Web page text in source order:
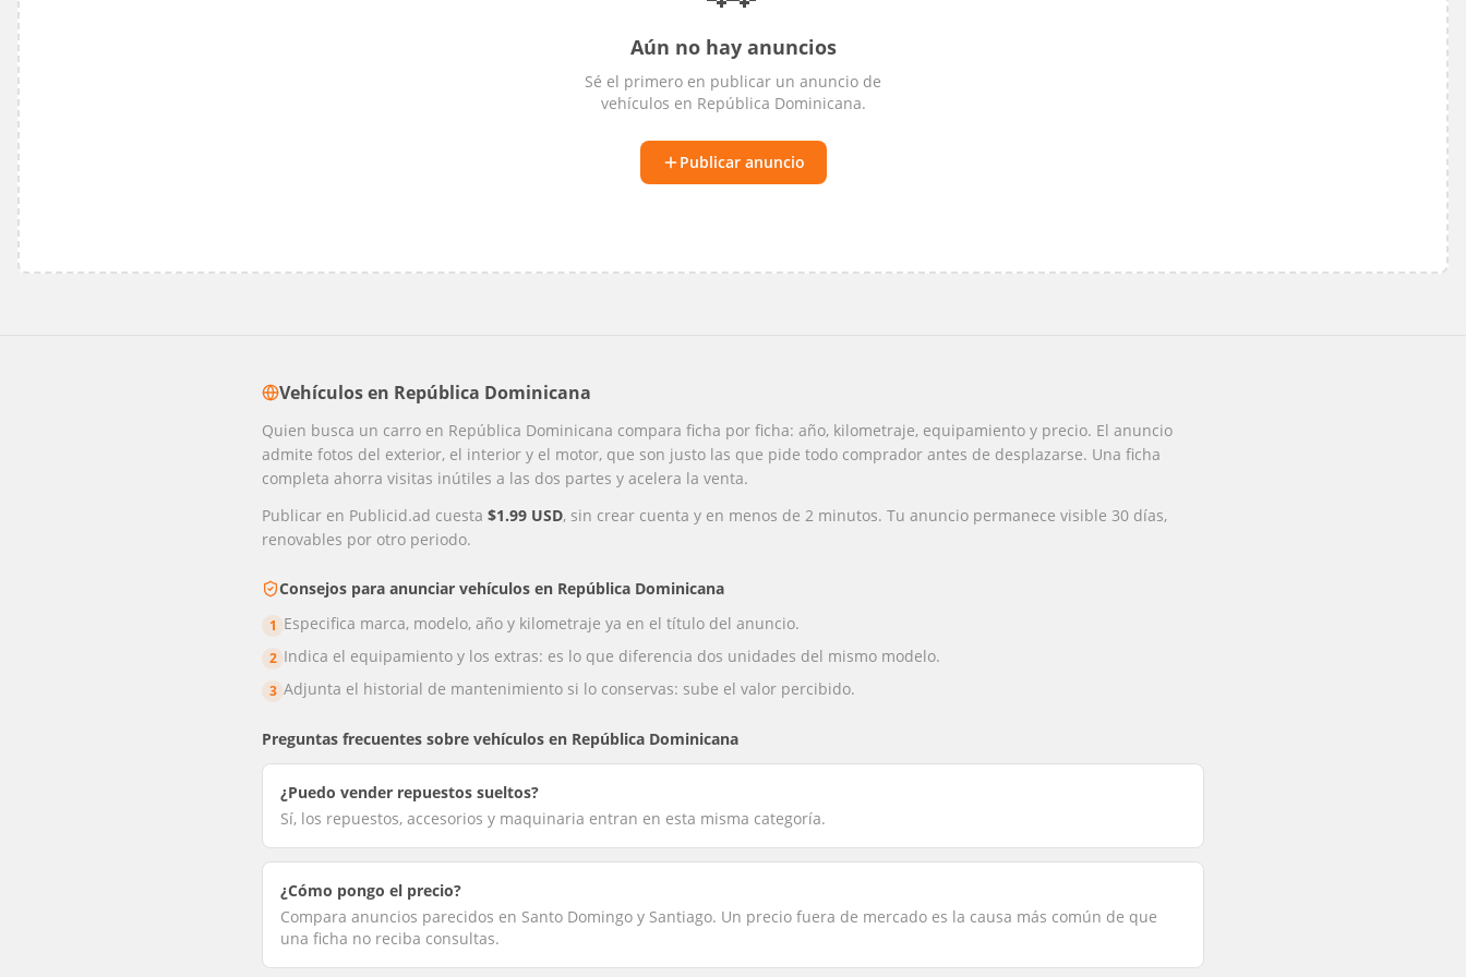
Aún no hay anuncios
Sé el primero en publicar un anuncio de
vehículos en República Dominicana.
Publicar anuncio
Vehículosen República Dominicana
Quien busca un carro en República Dominicana compara ficha por ficha: año, kilometraje, equipamiento y precio. El anuncio
admite fotos del exterior, el interior y el motor, que son justo las que pide todo comprador antes de desplazarse. Una ficha
completa ahorra visitas inútiles a las dos partes y acelera la venta.
Publicar en Publicid.ad cuesta $1.99 USD, sin crear cuenta y en menos de 2 minutos. Tu anuncio permanece visible 30 días,
renovables por otro periodo.
Consejos para anunciar vehículos en República Dominicana
1 Especifica marca, modelo, año y kilometraje ya en el título del anuncio.
2 Indica el equipamiento y los extras: es lo que diferencia dos unidades del mismo modelo.
3 Adjunta el historial de mantenimiento si lo conservas: sube el valor percibido.
Preguntas frecuentes sobre vehículos en República Dominicana
¿Puedo vender repuestos sueltos?
Sí, los repuestos, accesorios y maquinaria entran en esta misma categoría.
¿Cómo pongo el precio?
Compara anuncios parecidos en Santo Domingo y Santiago. Un precio fuera de mercado es la causa más común de que
una ficha no reciba consultas.